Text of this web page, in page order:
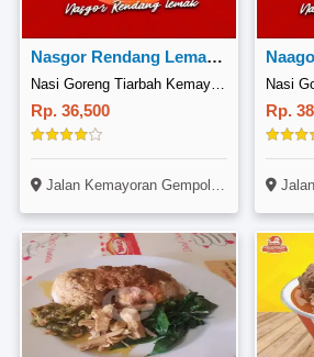
Nasgor Rendang Lemak Original
Rp. 36,500
Jalan Kemayoran Gempol RT 02 RW 08 No 19
Rp.
Jalan